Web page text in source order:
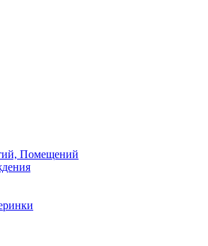
Помещений